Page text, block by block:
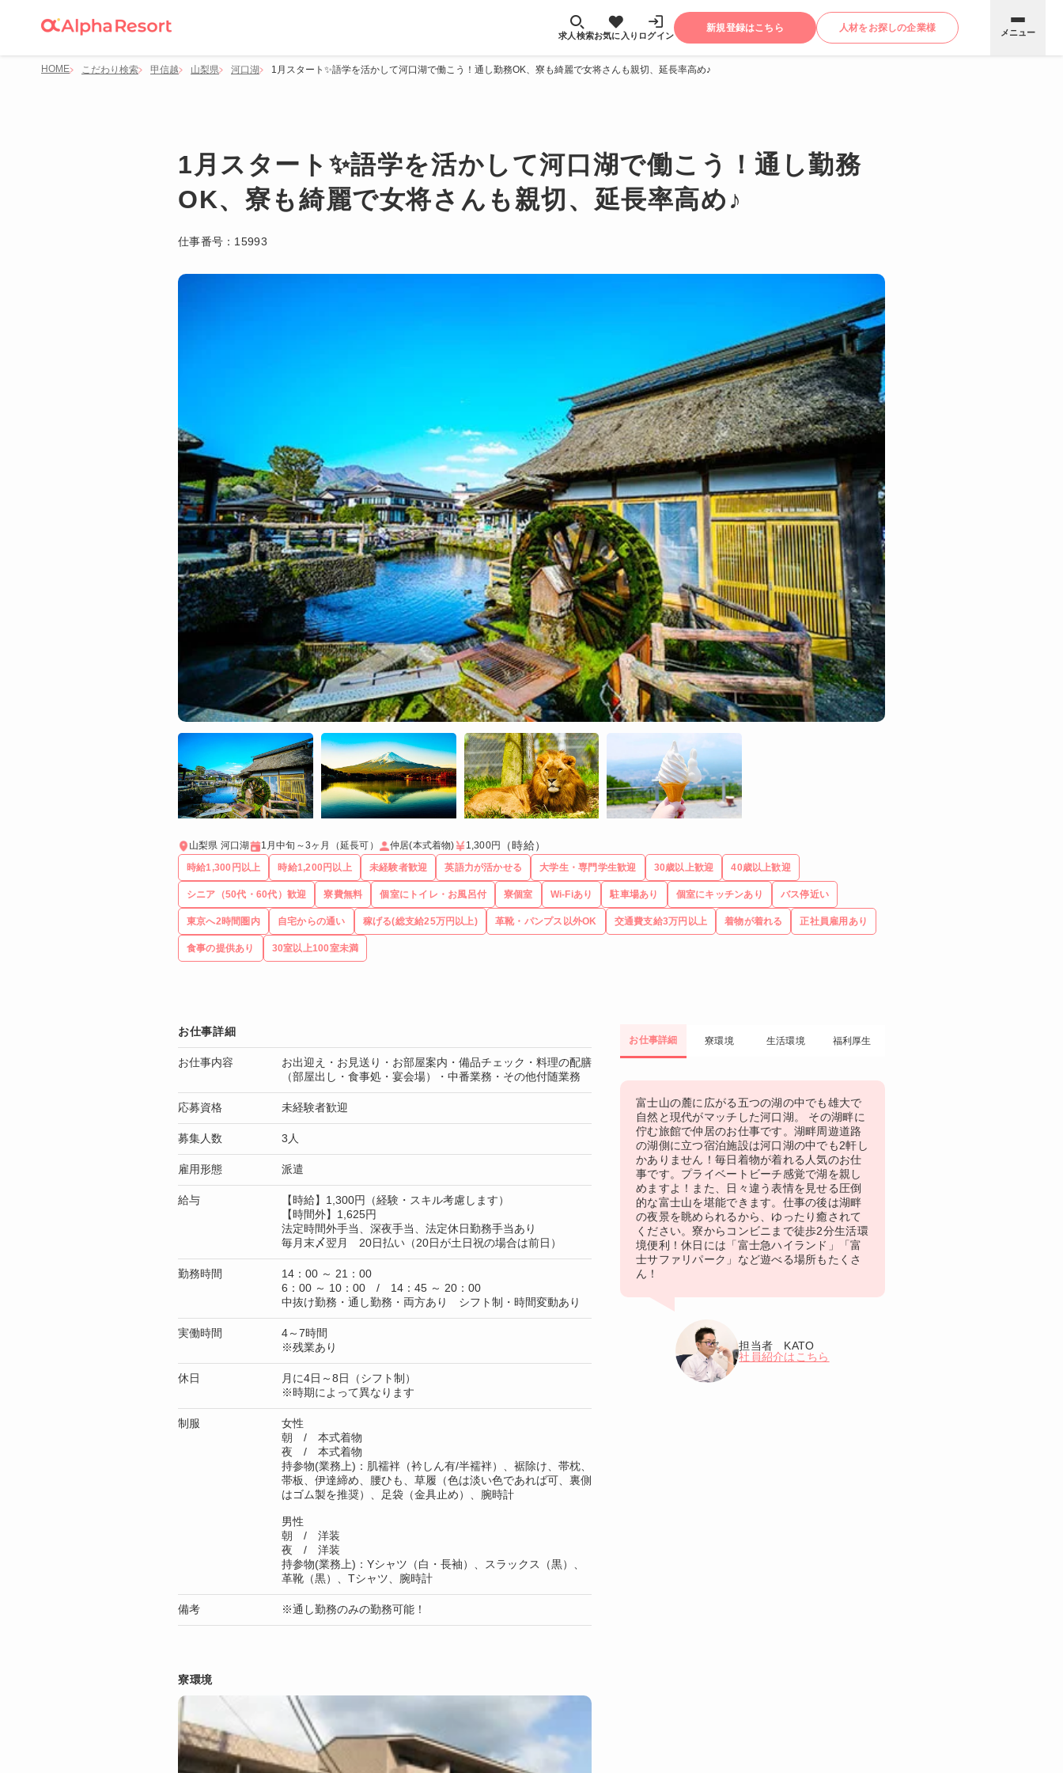
求人検索お気に入り ログイン
新規登録はこちら 人材をお探しの企業様 メニュー
HOME こだわり検索 甲信越 山梨県 河口湖 1月スタート✨語学を活かして河口湖で働こう！通し勤務OK、寮も綺麗で女将さんも親切、延長率高め♪
1月スタート✨語学を活かして河口湖で働こう！通し勤務
OK、寮も綺麗で女将さんも親切、延長率高め♪
仕事番号： 15993
山梨県 河口湖 1月中旬～3ヶ月（延長可） 仲居(本式着物) 1,300円 （時給）
時給1,300円以上 時給1,200円以上 未経験者歓迎 英語力が活かせる 大学生・専門学生歓迎 30歳以上歓迎 40歳以上歓迎
シニア（50代・60代）歓迎 寮費無料 個室にトイレ・お風呂付 寮個室 Wi-Fiあり 駐車場あり 個室にキッチンあり バス停近い
東京へ2時間圏内 自宅からの通い 稼げる(総支給25万円以上) 革靴・パンプス以外OK 交通費支給3万円以上 着物が着れる 正社員雇用あり
食事の提供あり 30室以上100室未満
お仕事詳細 寮環境 生活環境 福利厚生
富士山の麓に広がる五つの湖の中でも雄大で
自然と現代がマッチした河口湖。 その湖畔に
佇む旅館で仲居のお仕事です。湖畔周遊道路
の湖側に立つ宿泊施設は河口湖の中でも2軒し
かありません！毎日着物が着れる人気のお仕
事です。プライベートビーチ感覚で湖を親し
めますよ！また、日々違う表情を見せる圧倒
的な富士山を堪能できます。仕事の後は湖畔
の夜景を眺められるから、ゆったり癒されて
ください。寮からコンビニまで徒歩2分生活環
境便利！休日には「富士急ハイランド」「富
士サファリパーク」など遊べる場所もたくさ
ん！
担当者 KATO
社員紹介はこちら
お仕事詳細
お仕事内容
お出迎え・お見送り・お部屋案内・備品チェック・料理の配膳
（部屋出し・食事処・宴会場）・中番業務・その他付随業務
応募資格 未経験者歓迎
募集人数 3人
雇用形態 派遣
給与
【時給】1,300円（経験・スキル考慮します）
【時間外】1,625円
法定時間外手当、深夜手当、法定休日勤務手当あり
毎月末〆翌月 20日払い（20日が土日祝の場合は前日）
勤務時間
14：00 ～ 21：00
6：00 ～ 10：00 / 14：45 ～ 20：00
中抜け勤務・通し勤務・両方あり シフト制・時間変動あり
実働時間
4～7時間
※残業あり
休日
月に4日～8日（シフト制）
※時期によって異なります
制服
女性
朝 / 本式着物
夜 / 本式着物
持参物(業務上)：肌襦袢（衿しん有/半襦袢）、裾除け、帯枕、
帯板、伊達締め、腰ひも、草履（色は淡い色であれば可、裏側
はゴム製を推奨）、足袋（金具止め）、腕時計
男性
朝 / 洋装
夜 / 洋装
持参物(業務上)：Yシャツ（白・長袖）、スラックス（黒）、
革靴（黒）、Tシャツ、腕時計
備考 ※通し勤務のみの勤務可能！
寮環境